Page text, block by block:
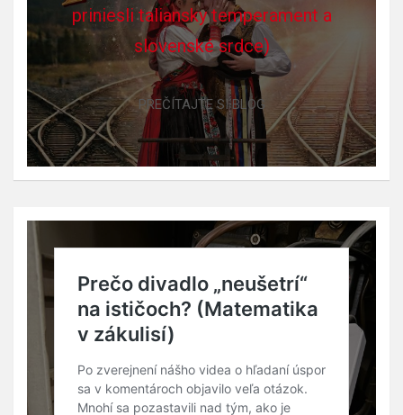
priniesli taliansky temperament a
slovenské srdce)
PREČÍTAJTE SI BLOG